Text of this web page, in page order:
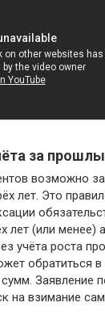
за
возможно
лет. Это
лет (или менее)
учёта роста
обратиться
Заявление
на взимание